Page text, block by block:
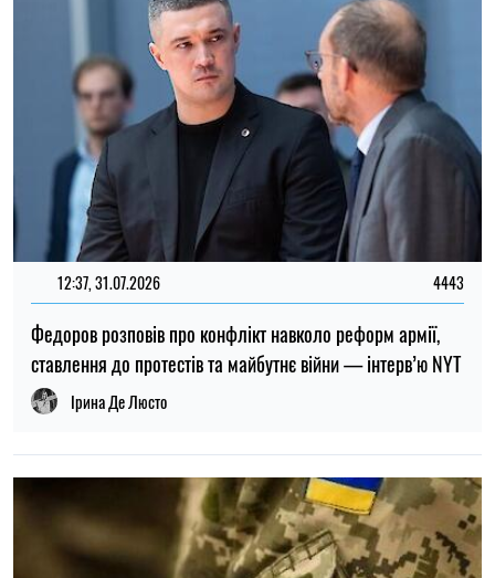
ТОП
19:30, 27.07.2026 3840
Чоловіків після 60 років можуть взяти до ЗСУ: хто може
потрапити до війська